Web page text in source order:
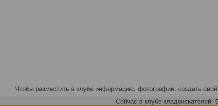
Чтобы разместить в клубе информацию, фотографии, создать свой
Сейчас в клубе кладоискателей: